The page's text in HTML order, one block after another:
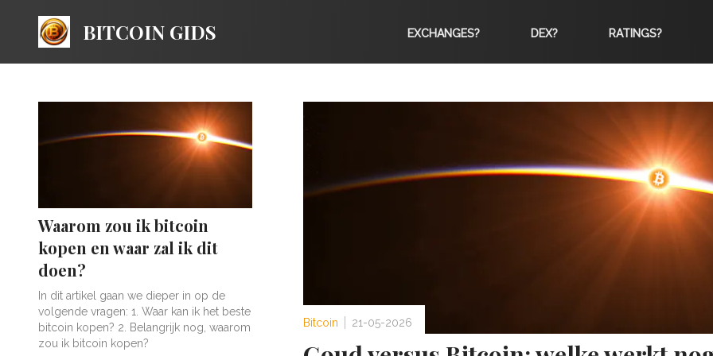
BITCOIN GIDS EXCHANGES? DEX? RATINGS?
Waarom zou ik bitcoin
kopen en waar zal ik dit
doen?
I n dit artikel gaan we dieper in op de
volgende vragen: 1. Waar kan ik het beste
bitcoin kopen? 2. Belangrijk nog, waarom
zou ik bitcoin kopen?
Bitcoin 21-05-2026